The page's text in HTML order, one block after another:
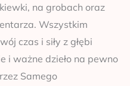
na grobach oraz
Wszystkim
czas i siły z głębi
i ważne dzieło na pewno
Samego